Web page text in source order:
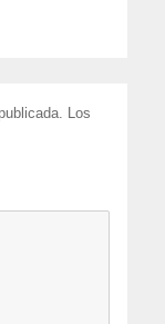
Los